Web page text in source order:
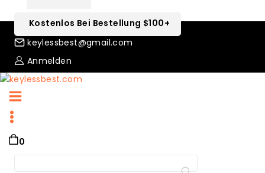
Kostenlos Bei Bestellung $100+
keylessbest@gmail.com
Anmelden
0